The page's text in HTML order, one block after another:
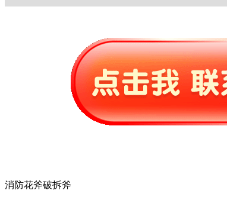
消防花斧破拆斧